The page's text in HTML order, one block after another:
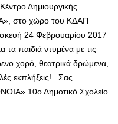
Δημιουργικής
στο χώρο του ΚΔΑΠ
24 Φεβρουαρίου 2017
παιδιά ντυμένα με τις
χορό, θεατρικά δρώμενα,
εκπλήξεις! Σας
10ο Δημοτικό Σχολείο